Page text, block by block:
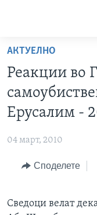
пристапност
Премини
на
главната
содржина
Премини
до
Пребарувај
РУБРИКИ
СВЕТ
ЕКОНОМИЈА
ЗДРАВЈЕ
ФОТОГАЛЕРИИ
АРХИВИРАНА
NEWSFLASH -
ИЗБОРИ ВО САД
ЗА НАС
Learning English
АКТУЕЛНО
Реакции во
Ерусалим -
04 март, 2010
Споделете
Сведоци велат